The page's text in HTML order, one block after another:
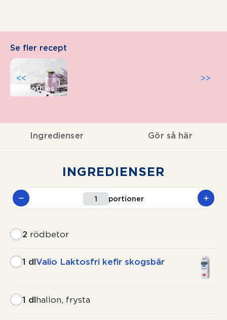
Se fler recept
Smoothies
>>
<<
Ingredienser Gör så här
INGREDIENSER
portioner
2 rödbetor
1 dlValio Laktosfri kefir skogsbär
1 dlhallon, frysta